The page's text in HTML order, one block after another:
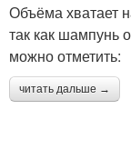
Объёма хватает
так как шампунь
можно отметить:
читать дальше →